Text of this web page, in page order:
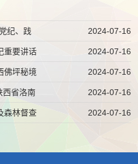
2024-07-16
纪、践
2024-07-16
重要讲话
2024-07-16
佛坪秘境
2024-07-16
省洛南
2024-07-16
森林督查